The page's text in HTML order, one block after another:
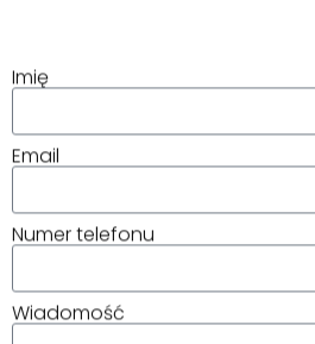
Email
Numer telefonu
Wiadomość